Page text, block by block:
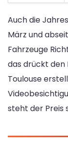
Auch die
März und
Fahrzeuge
das drückt den
Toulouse
steht der Preis